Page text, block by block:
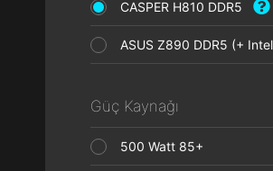
CASPER H810 DDR5
ASUS Z890 DDR5 (+
Güç Kaynağı
500 Watt 85+